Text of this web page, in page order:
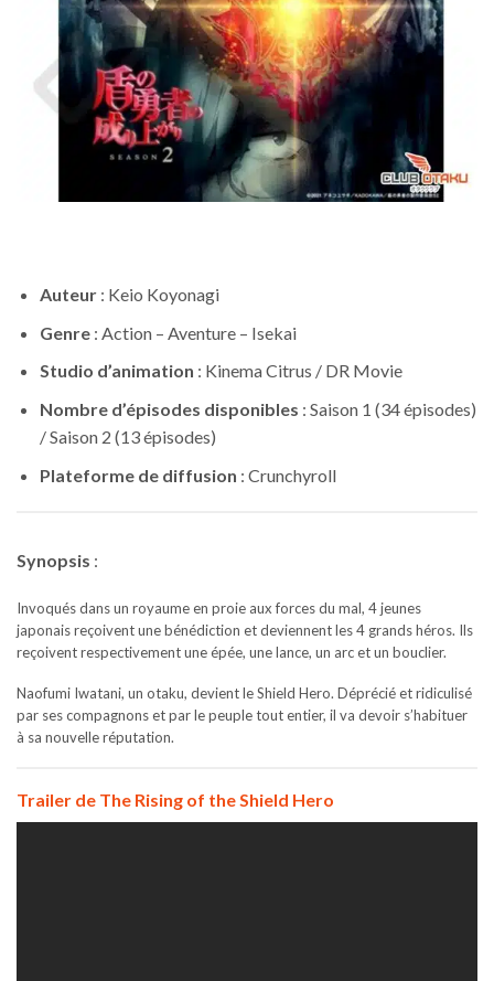
Auteur: Keio Koyonagi
Genre: Action – Aventure – Isekai
Studio d’animation : Kinema Citrus / DR Movie
Nombre d’épisodes disponibles : Saison 1 (34 épisodes)
/ Saison 2 (13 épisodes)
Plateforme de diffusion : Crunchyroll
Synopsis :
Invoqués dans un royaume en proie aux forces du mal, 4 jeunes
japonais reçoivent une bénédiction et deviennent les 4 grands héros. Ils
reçoivent respectivement une épée, une lance, un arc et un bouclier.
Naofumi Iwatani, un otaku, devient le Shield Hero. Déprécié et ridiculisé
par ses compagnons et par le peuple tout entier, il va devoir s’habituer
à sa nouvelle réputation.
Trailer de The Rising of the Shield Hero